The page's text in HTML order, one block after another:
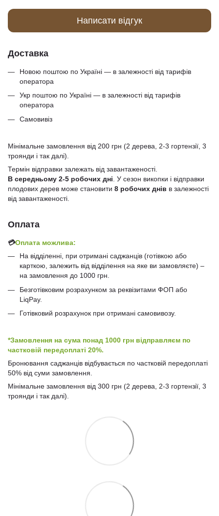
Написати відгук
Доставка
Новою поштою по Україні — в залежності від тарифів
оператора
Укр поштою по Україні — в залежності від тарифів
оператора
Самовивіз
Мінімальне замовлення від 200 грн (2 дерева, 2-3 гортензії, 3
троянди і так далі).
Термін відправки залежать від завантаженості.
В середньому 2-5 робочих дні . У сезон викопки і відправки
плодових дерев може становити 8 робочих днів в залежності
від завантаженості.
Оплата
💳Оплата можлива:
На відділенні, при отримані саджанців (готівкою або
карткою, залежить від відділення на яке ви замовляєте) –
на замовлення до 1000 грн.
Безготівковим розрахунком за реквізитами ФОП або
LiqPay.
Готівковий розрахунок при отримані самовивозу.
*Замовлення на сума понад 1000 грн відправляєм по
частковій передоплаті 20%.
Бронювання саджанців відбувається по частковій передоплаті
50% від суми замовлення.
Мінімальне замовлення від 300 грн (2 дерева, 2-3 гортензії, 3
троянди і так далі).